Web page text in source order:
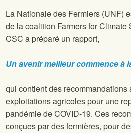
La Nationale des Fermiers (UNF)
de la coalition Farmers for Climate
CSC a préparé un rapport,
Un avenir meilleur commence à
qui contient des recommandations
exploitations agricoles pour une
pandémie de COVID-19. Ces
conçues par des fermières, pour